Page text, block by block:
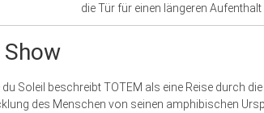
die Tür für einen längeren
Show
du Soleil beschreibt TOTEM als eine Reise durch
des Menschen von seinen amphibischen